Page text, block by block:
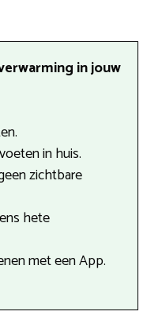
in jouw
in huis.
zichtbare
hete
met een App.